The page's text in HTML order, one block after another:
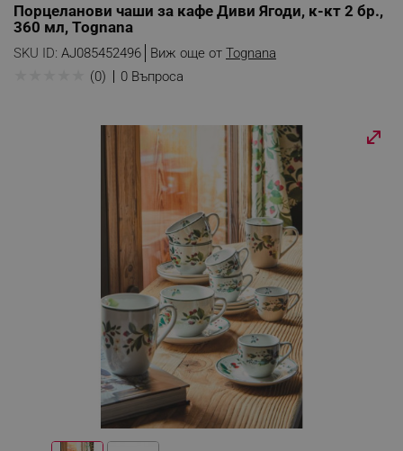
Порцеланови чаши за кафе Диви Ягоди, к-кт 2 бр.,
360 мл, Tognana
SKU ID: AJ085452496 Виж още от Tognana
(0) 0 Въпроса